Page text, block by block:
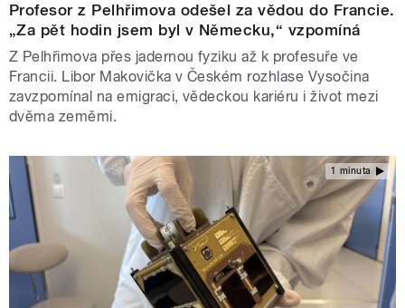
Profesor z Pelhřimova odešel za vědou do Francie.
„Za pět hodin jsem byl v Německu,“ vzpomíná
Z Pelhřimova přes jadernou fyziku až k profesuře ve
Francii. Libor Makovička v Českém rozhlase Vysočina
zavzpomínal na emigraci, vědeckou kariéru i život mezi
dvěma zeměmi.
1 minuta